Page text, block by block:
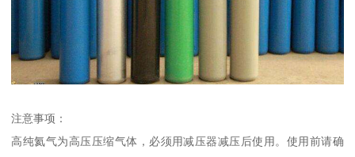
注意事项：
高纯氦气为高压压缩气体，必须用减压器减压后使用。使用前请确